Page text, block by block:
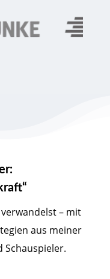
– mit
aus meiner
Schauspieler.